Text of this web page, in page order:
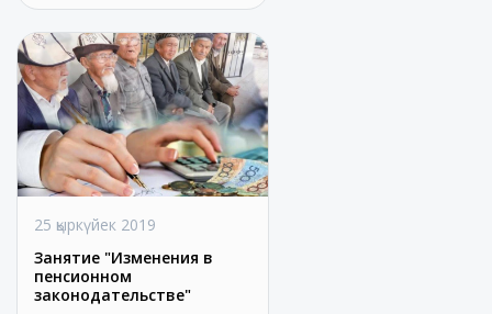
25 қыркүйек 2019
Занятие "Изменения в
пенсионном
законодательстве"